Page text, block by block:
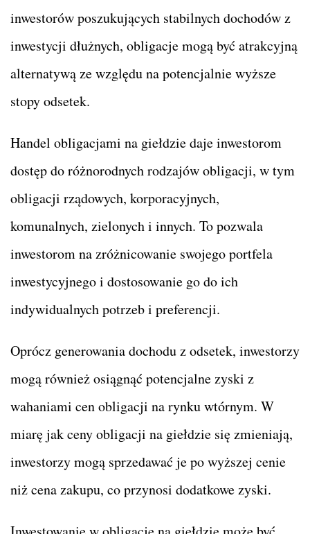
inwestorów poszukujących stabilnych dochodów z
inwestycji dłużnych, obligacje mogą być atrakcyjną
alternatywą ze względu na potencjalnie wyższe
stopy odsetek.
Handel obligacjami na giełdzie daje inwestorom
dostęp do różnorodnych rodzajów obligacji, w tym
obligacji rządowych, korporacyjnych,
komunalnych, zielonych i innych. To pozwala
inwestorom na zróżnicowanie swojego portfela
inwestycyjnego i dostosowanie go do ich
indywidualnych potrzeb i preferencji.
Oprócz generowania dochodu z odsetek, inwestorzy
mogą również osiągnąć potencjalne zyski z
wahaniami cen obligacji na rynku wtórnym. W
miarę jak ceny obligacji na giełdzie się zmieniają,
inwestorzy mogą sprzedawać je po wyższej cenie
niż cena zakupu, co przynosi dodatkowe zyski.